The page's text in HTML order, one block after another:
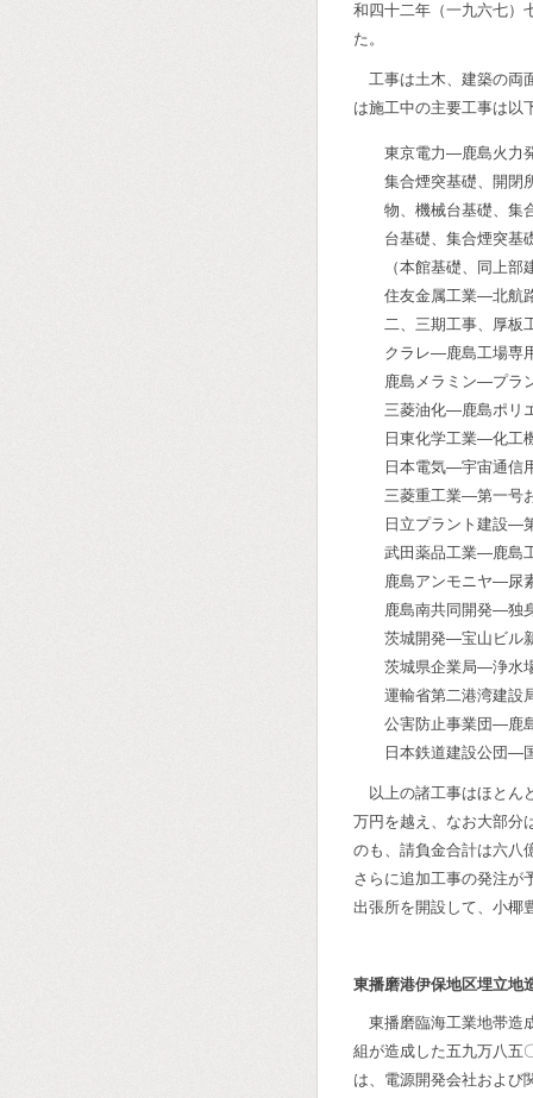
和四十二年（一九六七）
た。
工事は土木、建築の両
は施工中の主要工事は以
東京電力―鹿島火力
集合煙突基礎、開閉
物、機械台基礎、集
台基礎、集合煙突基
（本館基礎、同上
住友金属工業―北航
二、三期工事、厚板
クラレ―鹿島工場専
鹿島メラミン―プラ
三菱油化―鹿島ポリ
日東化学工業―化工
日本電気―宇宙通信
三菱重工業―第一号
日立プラント建設―
武田薬品工業―鹿島
鹿島アンモニヤ―尿
鹿島南共同開発―独
茨城開発―宝山ビル
茨城県企業局―浄水
運輸省第二港湾建設
公害防止事業団―鹿
日本鉄道建設公団―
以上の諸工事はほとん
万円を越え、なお大部分
のも、請負金合計は六八
さらに追加工事の発注が
出張所を開設して、小椰
東播磨港伊保地区埋立
東播磨臨海工業地帯造
組が造成した五九万八五
は、電源開発会社および